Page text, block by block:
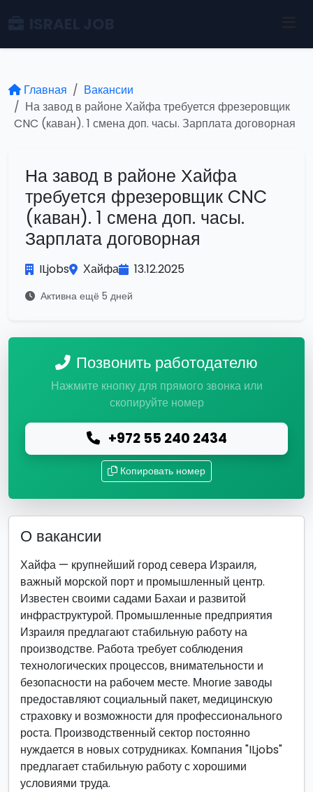
Главная
Вакансии
На завод в районе Хайфа требуется фрезеровщик
CNC (каван). 1 смена доп. часы. Зарплата договорная
На завод в районе Хайфа
требуется фрезеровщик CNC
(каван). 1 смена доп. часы.
Зарплата договорная
ILjobs Хайфа 13.12.2025
Активна ещё 5 дней
Позвонить работодателю
Нажмите кнопку для прямого звонка или
скопируйте номер
+972 55 240 2434
Копировать номер
О вакансии
Хайфа — крупнейший город севера Израиля,
важный морской порт и промышленный центр.
Известен своими садами Бахаи и развитой
инфраструктурой. Промышленные предприятия
Израиля предлагают стабильную работу на
производстве. Работа требует соблюдения
технологических процессов, внимательности и
безопасности на рабочем месте. Многие заводы
предоставляют социальный пакет, медицинскую
страховку и возможности для профессионального
роста. Производственный сектор постоянно
нуждается в новых сотрудниках. Компания "ILjobs"
предлагает стабильную работу с хорошими
условиями труда.